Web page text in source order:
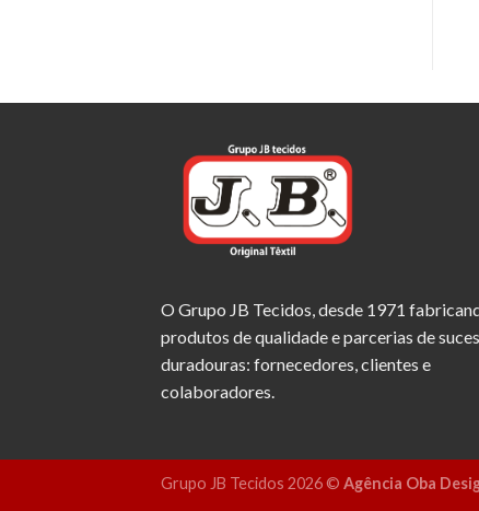
O Grupo JB Tecidos, desde 1971
produtos de qualidade e parcerias de
duradouras: fornecedores, clientes e
colaboradores.
Grupo JB Tecidos 2026 © Agência Oba